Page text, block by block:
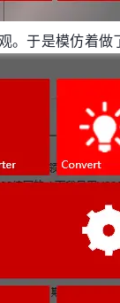
。于是模仿着